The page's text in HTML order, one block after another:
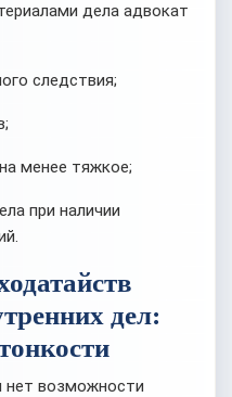
дела адвокат
следствия;
менее тяжкое;
при наличии
дел:
нет возможности